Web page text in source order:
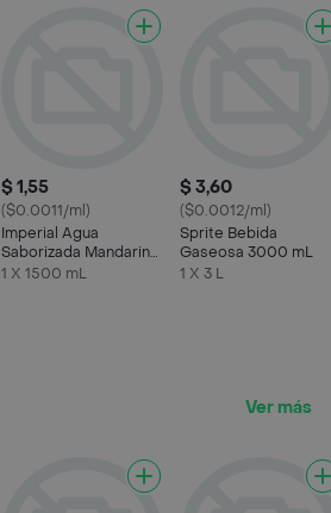
$ 1,55
($0.0011/ml)
Imperial Agua
Saborizada Mandarina
con Gas
1 X 1500 mL
$ 3,60
($0.0012/ml)
Sprite Bebida
Gaseosa 3000 mL
1 X 3 L
Ver más